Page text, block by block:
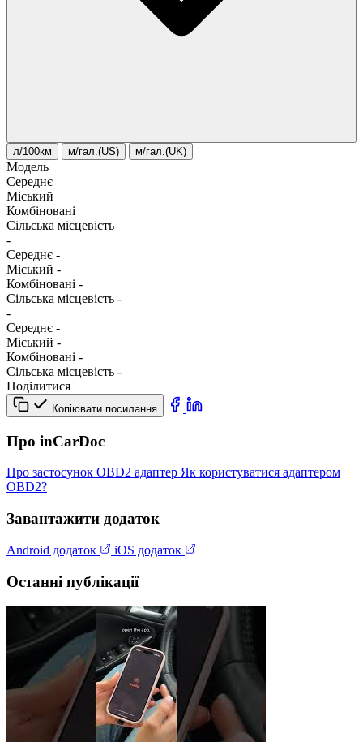
л/100км м/гал.(US) м/гал.(UK)
Модель
Середнє
Міський
Комбіновані
Сільська місцевість
-
Середнє -
Міський -
Комбіновані -
Сільська місцевість -
-
Середнє -
Міський -
Комбіновані -
Сільська місцевість -
Поділитися
Копіювати посилання
Про inCarDoc
Про застосунок OBD2 адаптер Як користуватися адаптером
OBD2?
Завантажити додаток
Android додаток iOS додаток
Останні публікації